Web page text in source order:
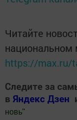
Читайте
https://max.ru/
Следите за
в Яндекс Дзен
новь"